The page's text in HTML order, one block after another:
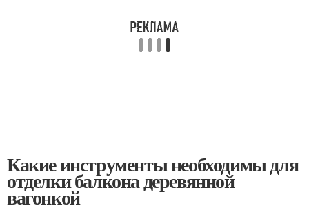
Какие инструменты необходимы для
отделки балкона деревянной
вагонкой